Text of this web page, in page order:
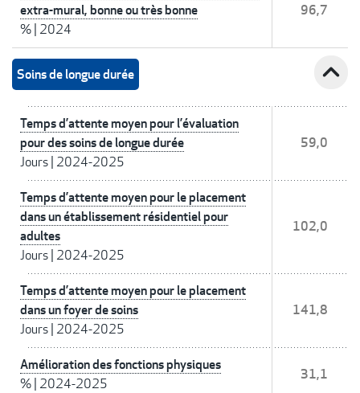
extra-mural, bonne ou très bonne
%| 2024
96,7
Soins de longue durée expand_less
Temps d’attente moyen pour l’évaluation
pour des soins de longue durée
Jours| 2024-2025
59,0
Temps d’attente moyen pour le placement
dans un établissement résidentiel pour
adultes
Jours| 2024-2025
102,0
Temps d’attente moyen pour le placement
dans un foyer de soins
Jours| 2024-2025
141,8
Amélioration des fonctions physiques
%| 2024-2025
31,1